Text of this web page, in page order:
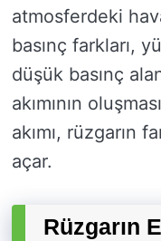
atmosferdeki
basınç farkları,
düşük basınç
akımının
akımı, rüzgarın
açar.
Rüzgarın